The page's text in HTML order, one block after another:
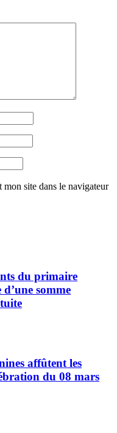
site dans le navigateur
du primaire
somme
affûtent les
du 08 mars